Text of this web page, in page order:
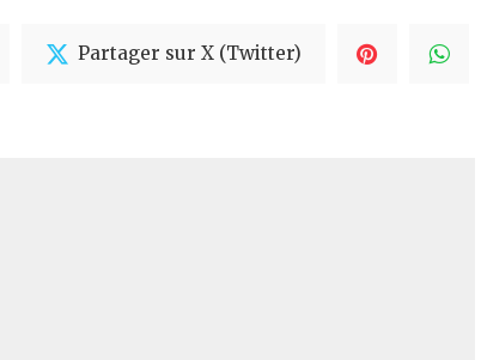
Partager sur X (Twitter)